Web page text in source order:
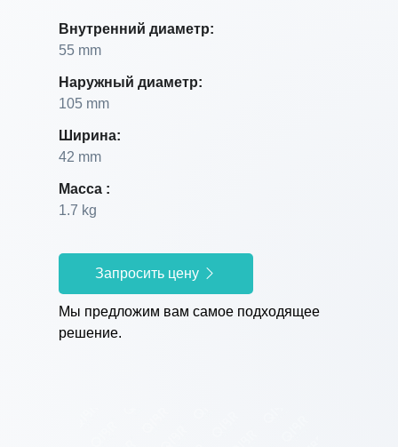
Внутренний диаметр:
55 mm
Наружный диаметр:
105 mm
Ширина:
42 mm
Масса :
1.7 kg
Запросить цену
Мы предложим вам самое подходящее
решение.